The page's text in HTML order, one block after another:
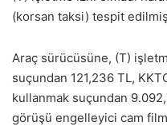
(korsan taksi) tespit
Araç sürücüsüne, (T)
suçundan 121,236 TL,
kullanmak suçundan
görüşü engelleyici cam